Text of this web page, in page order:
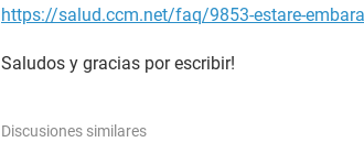
https://salud.ccm.net/faq/9853-estare-
Saludos y gracias por escribir!
Discusiones similares